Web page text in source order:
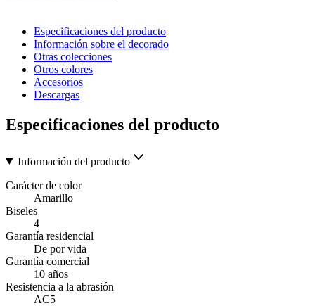
Especificaciones del producto
Información sobre el decorado
Otras colecciones
Otros colores
Accesorios
Descargas
Especificaciones del producto
Información del producto
Carácter de color
Amarillo
Biseles
4
Garantía residencial
De por vida
Garantía comercial
10 años
Resistencia a la abrasión
AC5